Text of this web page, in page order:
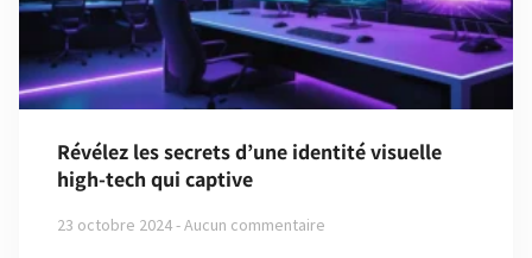
Révélez les secrets d’une identité visuelle
high-tech qui captive
23 octobre 2024 Aucun commentaire